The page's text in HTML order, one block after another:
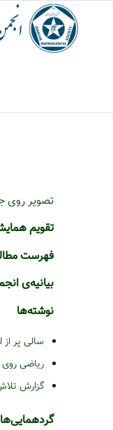
تصویر روی
تقویم
فهرست
بیانیه‌ی
نوشته‌ها
سالی پر
ریاضی
گزارش